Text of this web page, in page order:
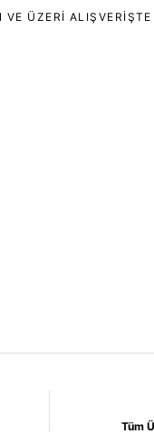
VE ÜZERI ALIŞVERIŞTE
Tüm